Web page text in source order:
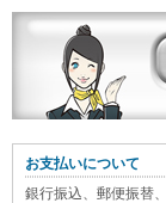
お支払いについて
銀行振込、郵便振替